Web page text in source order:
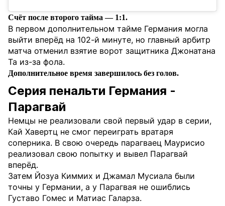
Счёт после второго тайма — 1:1.
В первом дополнительном тайме Германия могла
выйти вперёд на 102-й минуте, но главный арбитр
матча отменил взятие ворот защитника Джонатана
Та из-за фола.
Дополнительное время завершилось без голов.
Серия пенальти Германия -
Парагвай
Немцы не реализовали свой первый удар в серии,
Кай Хавертц не смог переиграть вратаря
соперника. В свою очередь парагваец Маурисио
реализовал свою попытку и вывел Парагвай
вперёд.
Затем Йозуа Киммих и Джамал Мусиала были
точны у Германии, а у Парагвая не ошиблись
Густаво Гомес и Матиас Галарза.